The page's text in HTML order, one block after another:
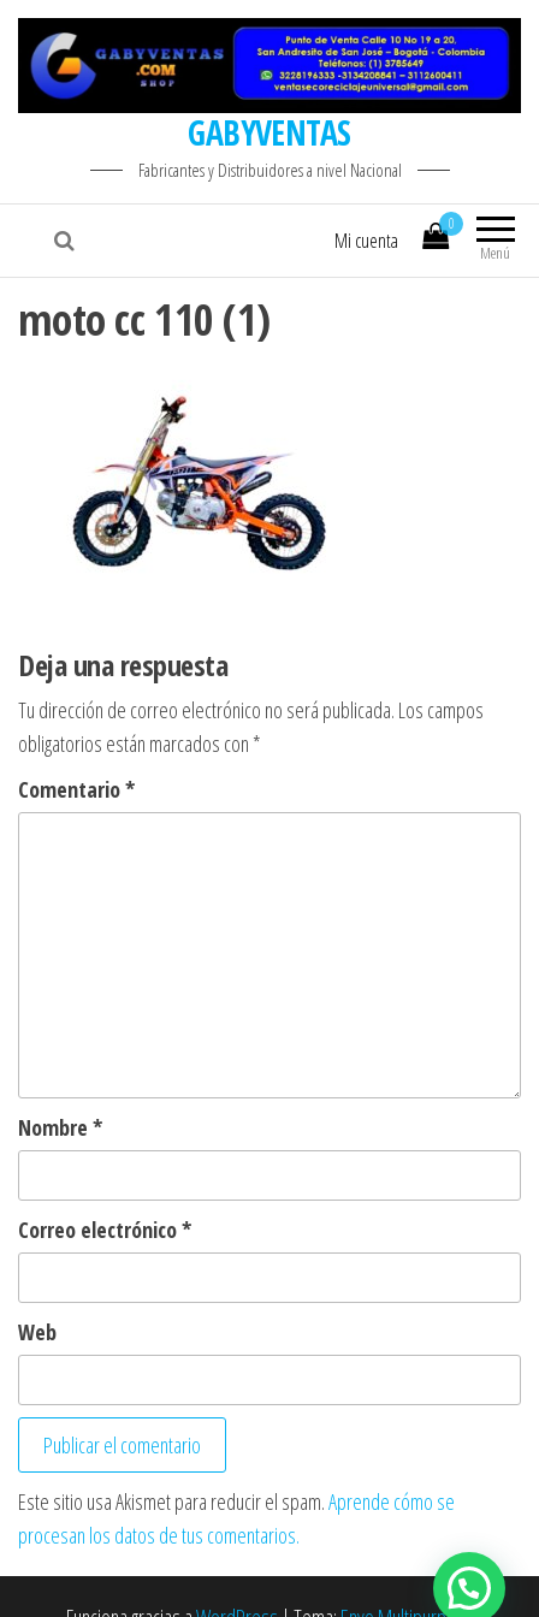
GABYVENTAS
Fabricantes y Distribuidores a nivel Nacional
Menú
0
Mi cuenta
moto cc 110 (1)
Deja una respuesta
Tu dirección de correo electrónico no será publicada. Los campos
obligatorios están marcados con *
Comentario*
Nombre *
Correo electrónico*
Web
Este sitio usa Akismet para reducir el spam.Aprende cómo se
procesan los datos de tus comentarios.